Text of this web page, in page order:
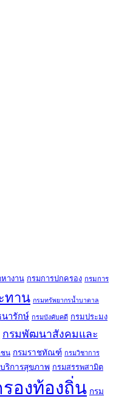
างาน กรมการปกครอง กรมการ
ทาน กรมทรัพยากรน้ำบาดาล
นารักษ์ กรมบังคับคดี กรมประมง
กรมพัฒนาสังคมและ
ชน กรมราชทัณฑ์ กรมวิชาการ
ริการสุขภาพ กรมสรรพสามิต
องท้องถิ่น กรม